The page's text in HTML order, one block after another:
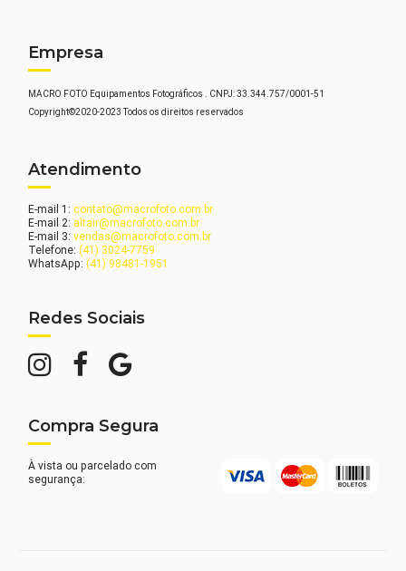
Empresa
MACRO FOTO Equipamentos Fotográficos . CNPJ: 33.344.757/0001-51
Copyright©2020-2023 Todos os direitos reservados
Atendimento
E-mail 1:contato@macrofoto.com.br
E-mail 2: altair@macrofoto.com.br
E-mail 3:vendas@macrofoto.com.br
Telefone:(41) 3024-7759
WhatsApp:(41) 98481-1951
Redes Sociais
Compra Segura
À vista ou parcelado com
segurança: